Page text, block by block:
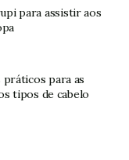
para assistir aos
práticos para as
tipos de cabelo